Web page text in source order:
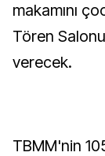
makamını
Tören
verecek.
TBMM'nin